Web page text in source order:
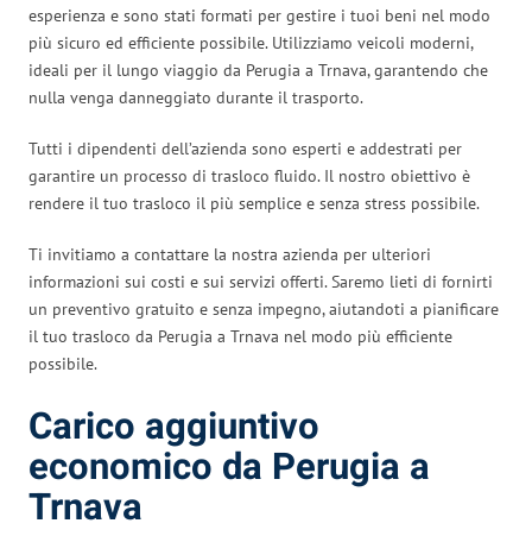
esperienza e sono stati formati per gestire i tuoi beni nel modo
più sicuro ed efficiente possibile. Utilizziamo veicoli moderni,
ideali per il lungo viaggio da Perugia a Trnava, garantendo che
nulla venga danneggiato durante il trasporto.
Tutti i dipendenti dell’azienda sono esperti e addestrati per
garantire un processo di trasloco fluido. Il nostro obiettivo è
rendere il tuo trasloco il più semplice e senza stress possibile.
Ti invitiamo a contattare la nostra azienda per ulteriori
informazioni sui costi e sui servizi offerti. Saremo lieti di fornirti
un preventivo gratuito e senza impegno, aiutandoti a pianificare
il tuo trasloco da Perugia a Trnava nel modo più efficiente
possibile.
Carico aggiuntivo
economico da Perugia a
Trnava